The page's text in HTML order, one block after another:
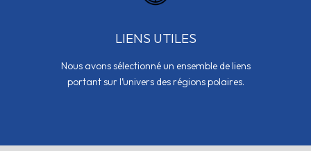
LIENS UTILES
Nous avons sélectionné un ensemble de liens
portant sur l’univers des régions polaires.